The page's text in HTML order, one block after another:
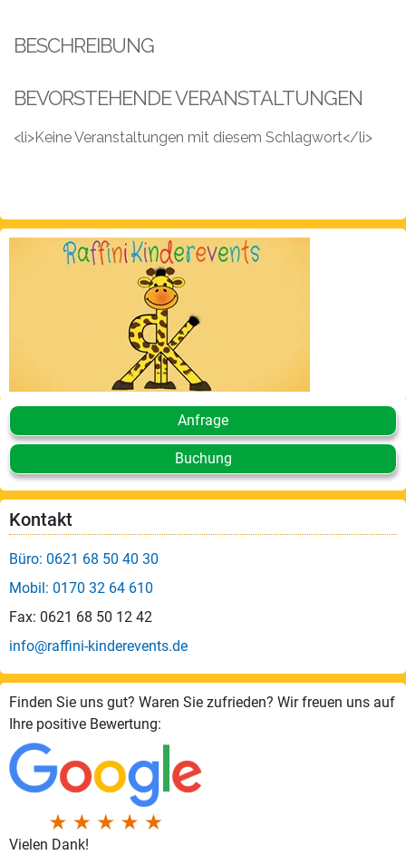
Über
Fotos,
Events
Referenzen
BESCHREIBUNG
BEVORSTEHENDE VERANSTALTUNGEN
<li>Keine Veranstaltungen mit diesem Schlagwort</li>
Anfrage
Buchung
Kontakt
Büro: 0621 68 50 40 30
Mobil: 0170 32 64 610
Fax: 0621 68 50 12 42
info@raffini-kinderevents.de
Finden Sie uns gut? Waren Sie zufrieden? Wir freuen uns auf
Ihre positive Bewertung:
Vielen Dank!